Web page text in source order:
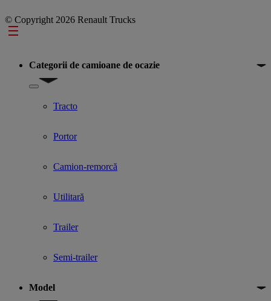
© Copyright 2026 Renault Trucks
Footer
Categorii de camioane de ocazie
Show submenu for Categorii de camioane de ocazie
Tracto
Portor
Camion-remorcă
Utilitară
Trailer
Semi-trailer
Model